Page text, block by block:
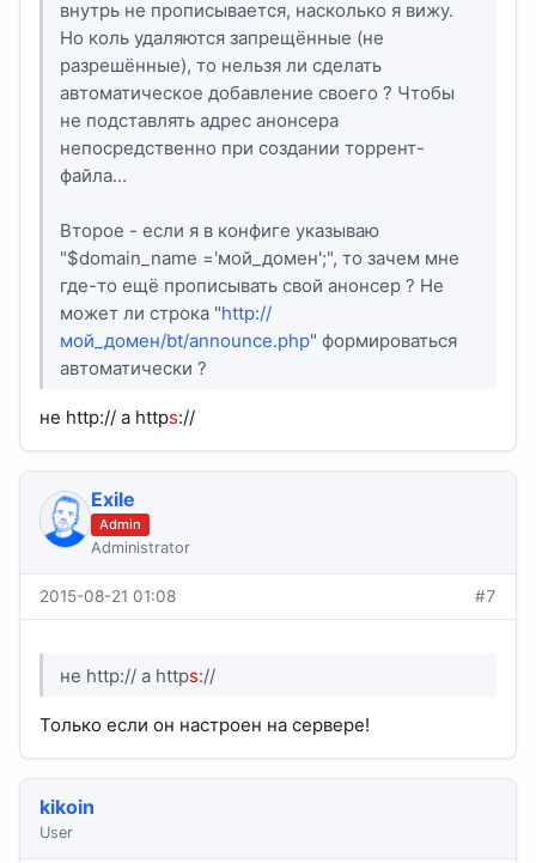
внутрь не прописывается, насколько я вижу.
Но коль удаляются запрещённые (не
разрешённые), то нельзя ли сделать
автоматическое добавление своего ? Чтобы
не подставлять адрес анонсера
непосредственно при создании торрент-
файла...
Второе - если я в конфиге указываю
"$domain_name ='мой_домен';", то зачем мне
где-то ещё прописывать свой анонсер ? Не
может ли строка "http://
мой_домен/bt/announce.php" формироваться
автоматически ?
не http:// а https://
Exile
Admin
Administrator
2015-08-21 01:08 #7
не http:// а https://
Только если он настроен на сервере!
kikoin
User